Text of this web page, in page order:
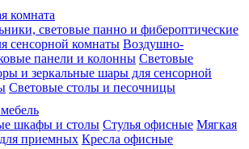
комната
световые панно и фибероптические
сенсорной комнаты Воздушно-
панели и колонны Световые
и зеркальные шары для сенсорной
Световые столы и песочницы
шкафы и столы Стулья офисные Мягкая
приемных Кресла офисные